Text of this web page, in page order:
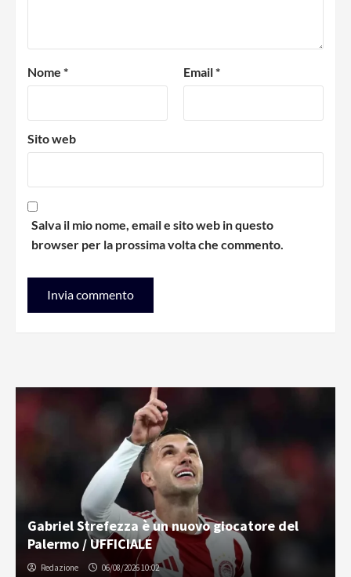
Nome * Email*
Sito web
Salva il mio nome, email e sito web in questo
browser per la prossima volta che commento.
Gabriel Strefezza è un nuovo giocatore del
Palermo / UFFICIALE
Redazione 06/08/2026 10:02